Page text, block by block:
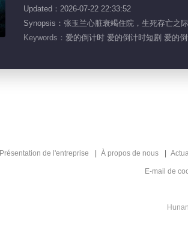
Updated：2026-07-22 22:33:52
Synopsis：张玉兰心脏衰竭住院，生死存亡之
Keywords： 爱的倒计时 爱的倒计时短剧 爱的
Présentation de l'entreprise À propos de nous
E-mail de